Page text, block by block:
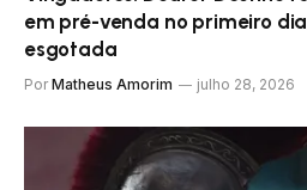
em pré-venda no primeiro
esgotada
Por Matheus Amorim julho 28, 2026